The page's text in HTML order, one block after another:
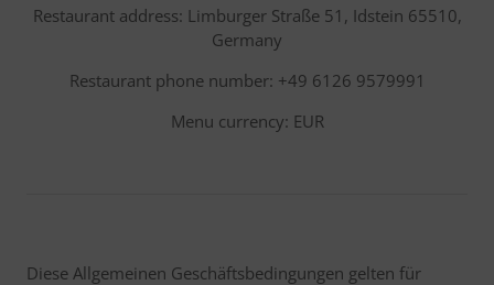
Restaurant address: Limburger Straße 51, Idstein 65510,
Germany
Restaurant phone number: +49 6126 9579991
Menu currency: EUR
Diese Allgemeinen Geschäftsbedingungen gelten für